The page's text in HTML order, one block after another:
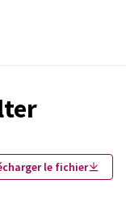
frais à
de vous
les vagues
le fichier